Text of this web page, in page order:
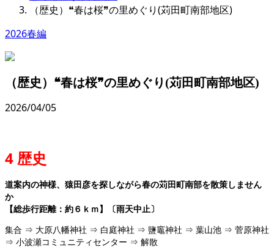
（歴史）❝春は桜❞の里めぐり(苅田町南部地区)
2026春編
（歴史）❝春は桜❞の里めぐり(苅田町南部地区)
2026/04/05
4 歴史
道案内の神様、猿田彦を探しながら春の苅田町南部を散策しません
か
【総歩行距離：約６ｋｍ】〔雨天中止〕
集合 ⇒ 大原八幡神社 ⇒ 白庭神社 ⇒ 鹽竈神社 ⇒ 葉山池 ⇒ 菅原神社
⇒ 小波瀬コミュニティセンター ⇒ 解散